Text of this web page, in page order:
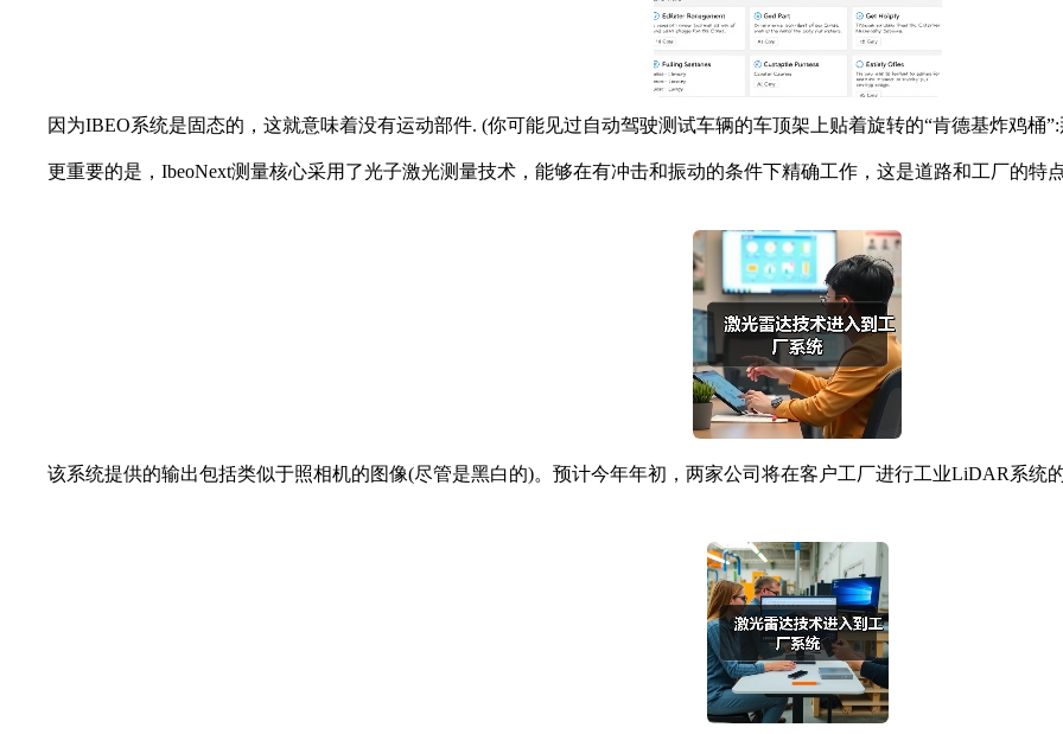
因为IBEO系统是固态的，这就意味着没有运动部件. (你可能见过自动驾驶测试车辆的车顶架上贴着旋转的“肯德基炸鸡桶
更重要的是，IbeoNext测量核心采用了光子激光测量技术，能够在有冲击和振动的条件下精确工作，这是道路和工厂的特
该系统提供的输出包括类似于照相机的图像(尽管是黑白的)。预计今年年初，两家公司将在客户工厂进行工业LiDAR系统